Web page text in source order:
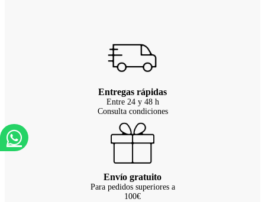
Entregas rápidas
Entre 24 y 48 h
Consulta condiciones
Envío gratuito
Para pedidos superiores a
100€